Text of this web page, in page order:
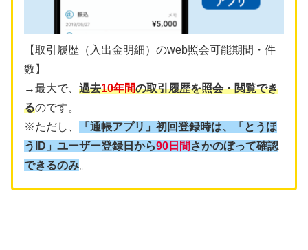
【取引履歴（入出金明細）のweb照会可能期間・件
数】
→最大で、 過去10年間の取引履歴を照会・閲覧でき
るのです。
※ただし、
「通帳アプリ」初回登録時は、「とうほ
うID」ユーザー登録日から90日間 さかのぼって確認
できるのみ。